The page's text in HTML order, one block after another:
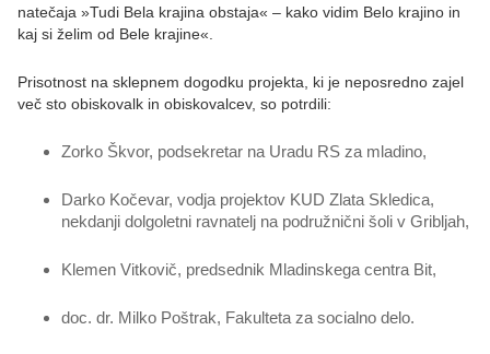
natečaja »Tudi Bela krajina obstaja« – kako vidim Belo krajino in
kaj si želim od Bele krajine«.
Prisotnost na sklepnem dogodku projekta, ki je neposredno zajel
več sto obiskovalk in obiskovalcev, so potrdili:
Zorko Škvor, podsekretar na Uradu RS za mladino,
Darko Kočevar, vodja projektov KUD Zlata Skledica,
nekdanji dolgoletni ravnatelj na podružnični šoli v Gribljah,
Klemen Vitkovič, predsednik Mladinskega centra Bit,
doc. dr. Milko Poštrak, Fakulteta za socialno delo.